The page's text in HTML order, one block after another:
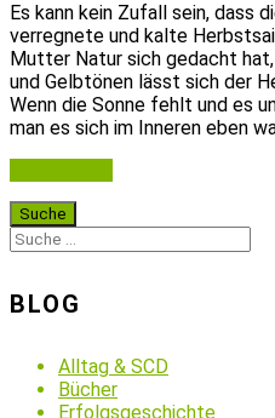
Es kann kein Zufall sein, dass
verregnete und kalte
Mutter Natur sich gedacht
und Gelbtönen lässt sich der
Wenn die Sonne fehlt und es
man es sich im Inneren eben
BLOG
Alltag & SCD
Bücher
Erfolgsgeschichte